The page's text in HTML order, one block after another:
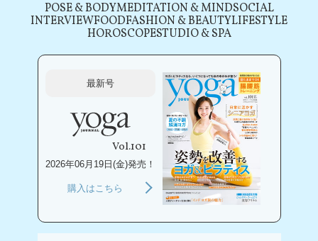
POSE & BODYMEDITATION & MINDSOCIAL
INTERVIEWFOODFASHION & BEAUTYLIFESTYLE
HOROSCOPESTUDIO & SPA
最新号
Vol.101
2026年06月19日(金)発売！
購入はこちら